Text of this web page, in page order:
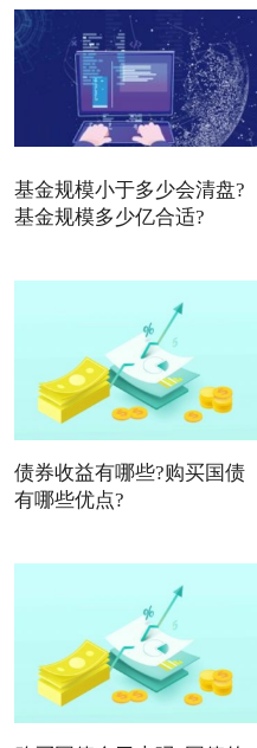
基金规模小于多少会清盘?
基金规模多少亿合适?
债券收益有哪些?购买国债
有哪些优点?